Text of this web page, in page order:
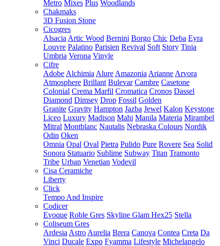
Metro Mixes Plus Woodlands
Chakmaks
3D Fusion Stone
Cicogres
Alsacia Artic Wood Bernini Borgo Chic Deba Eyra
Louvre Palatino Parisien Revival Soft Story Tinia
Umbria Verona Vinyle
Cifre
Adobe Alchimia Alure Amazonia Arianne Arvora
Atmosphere Brillant Bulevar Cambre Casetone
Colonial Crema Marfil Cromatica Cronos Dassel
Diamond Dimsey Drop Fossil Golden
Granite Gravity Hampton Jazba Jewel Kalon Keystone
Liceo Luxury Madison Mahi Manila Materia Mirambel
Mitral Montblanc Nautalis Nebraska Colours Nordik
Odin Oken
Omnia Opal Oval Pietra Pulido Pure Rovere Sea Solid
Sonora Statuario Sublime Subway Titan Tramonto
Tribe Urban Venetian Vodevil
Cisa Ceramiche
Liberty
Click
Tempo And Inspire
Codicer
Evoque Roble Gres Skyline Glam Hex25 Stella
Coliseum Gres
Ardesia Astro Aurelia Brera Canova Contea Creta Da
Vinci Ducale Expo Fyamma Lifestyle Michelangelo